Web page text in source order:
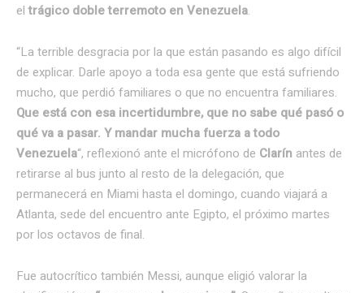
eltrágico doble terremoto en Venezuela.
“La terrible desgracia por la que están pasando es algo difícil
de explicar. Darle apoyo a toda esa gente que está sufriendo
mucho, que perdió familiares o que no encuentra familiares.
Que está con esa incertidumbre, que no sabe qué pasó o
qué va a pasar. Y mandar mucha fuerza a todo
Venezuela“, reflexionó ante el micrófono de Clarín antes de
retirarse al bus junto al resto de la delegación, que
permanecerá en Miami hasta el domingo, cuando viajará a
Atlanta, sede del encuentro ante Egipto, el próximo martes
por los octavos de final.
Fue autocrítico también Messi, aunque eligió valorar la